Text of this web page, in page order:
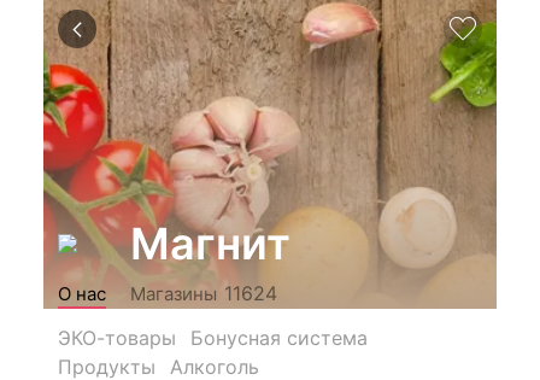
Магнит
О нас Магазины 11624
ЭКО-товары
Бонусная система
Продукты
Алкоголь